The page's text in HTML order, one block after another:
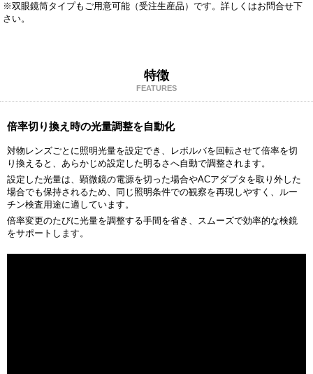
※双眼鏡筒タイプもご用意可能（受注生産品）です。詳しくはお問合せ下
さい。
特徴
FEATURES
倍率切り換え時の光量調整を自動化
対物レンズごとに照明光量を設定でき、レボルバを回転させて倍率を切
り換えると、あらかじめ設定した明るさへ自動で調整されます。
設定した光量は、顕微鏡の電源を切った場合やACアダプタを取り外した
場合でも保持されるため、同じ照明条件での観察を再現しやすく、ルー
チン検査用途に適しています。
倍率変更のたびに光量を調整する手間を省き、スムーズで効率的な検鏡
をサポートします。